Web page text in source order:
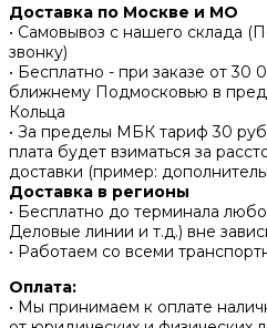
Доставка по Москве и МО
• Самовывоз с нашего склада
звонку)
• Бесплатно - при заказе от
ближнему Подмосковью в
Кольца
• За пределы МБК тариф 30
плата будет взиматься за
доставки (пример:
Доставка в регионы
• Бесплатно до терминала
Деловые линии и т.д.) вне
• Работаем со всеми
Оплата:
• Мы принимаем к оплате